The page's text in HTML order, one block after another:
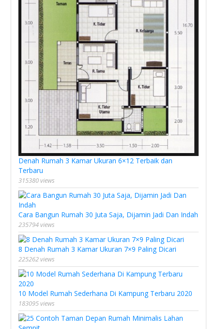
Denah Rumah 3 Kamar Ukuran 6×12 Terbaik dan
Terbaru
315380 views
Cara Bangun Rumah 30 Juta Saja, Dijamin Jadi Dan Indah
235794 views
8 Denah Rumah 3 Kamar Ukuran 7×9 Paling Dicari
225262 views
10 Model Rumah Sederhana Di Kampung Terbaru 2020
183095 views